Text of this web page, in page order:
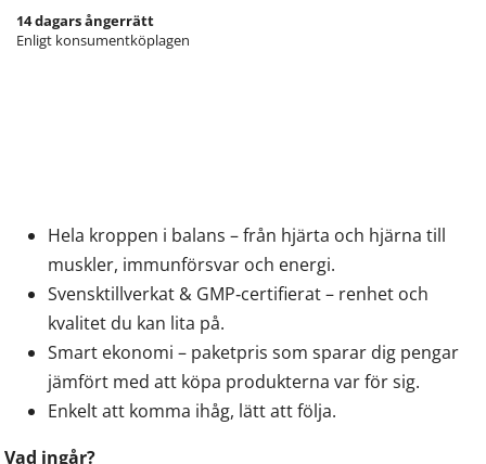
14 dagars ångerrätt
Enligt konsumentköplagen
Hela kroppen i balans – från hjärta och hjärna till
muskler, immunförsvar och energi.
Svensktillverkat & GMP‑certifierat – renhet och
kvalitet du kan lita på.
Smart ekonomi – paketpris som sparar dig pengar
jämfört med att köpa produkterna var för sig.
Enkelt att komma ihåg, lätt att följa.
Vad ingår?